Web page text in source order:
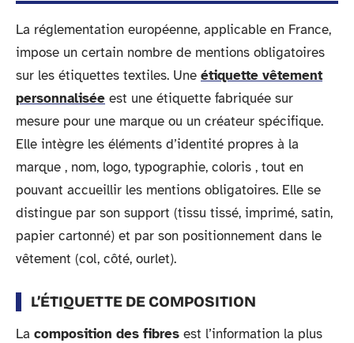
La réglementation européenne, applicable en France,
impose un certain nombre de mentions obligatoires
sur les étiquettes textiles. Une étiquette vêtement
personnalisée est une étiquette fabriquée sur
mesure pour une marque ou un créateur spécifique.
Elle intègre les éléments d’identité propres à la
marque , nom, logo, typographie, coloris , tout en
pouvant accueillir les mentions obligatoires. Elle se
distingue par son support (tissu tissé, imprimé, satin,
papier cartonné) et par son positionnement dans le
vêtement (col, côté, ourlet).
L’ÉTIQUETTE DE COMPOSITION
La composition des fibres est l’information la plus